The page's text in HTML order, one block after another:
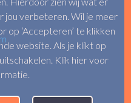
jou verbeteren. Wil je meer
op ‘Accepteren’ te klikken
website. Als je klikt op
Klik hier voor